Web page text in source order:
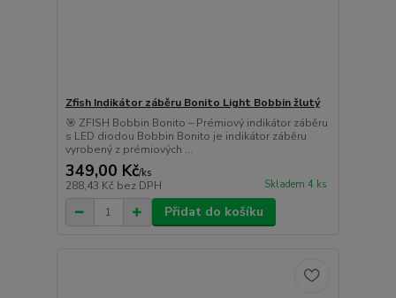
Zfish Indikátor záběru Bonito Light Bobbin žlutý
🎯 ZFISH Bobbin Bonito – Prémiový indikátor záběru
s LED diodou Bobbin Bonito je indikátor záběru
vyrobený z prémiových ...
349,00 Kč/ks
288,43 Kč bez DPH Skladem 4 ks
Přidat do košíku